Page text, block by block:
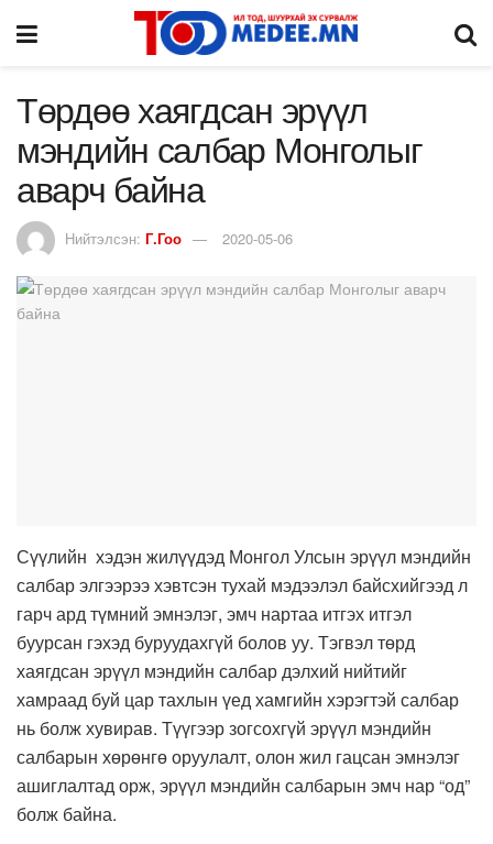
Төрдөө хаягдсан эрүүл
мэндийн салбар Монголыг
аварч байна
Нийтэлсэн: Г.Гоо 2020-05-06
Сүүлийн хэдэн жилүүдэд Монгол Улсын эрүүл мэндийн
салбар ­эл­гээрээ хэвтсэн тухай мэдээлэл байс­хийгээд л
гарч ард түмний эмнэлэг, эмч нартаа итгэх итгэл
буурсан гэхэд буруудахгүй болов уу. Тэгвэл төрд
хаягдсан эрүүл мэндийн салбар дэлхий нийтийг
хамраад буй цар тахлын үед хамгийн хэрэгтэй салбар
нь болж хувирав. Түүгээр зогсохгүй эрүүл мэндийн
салбарын хөрөнгө оруулалт, олон жил гацсан эмнэлэг
ашиглалтад орж, эрүүл мэндийн салбарын эмч нар “од”
болж байна.